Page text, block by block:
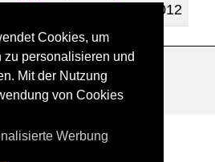
22.08.2012
|Impressum|Kontakt
Cookies, um
zu personalisieren und
Mit der Nutzung
von Cookies
Werbung